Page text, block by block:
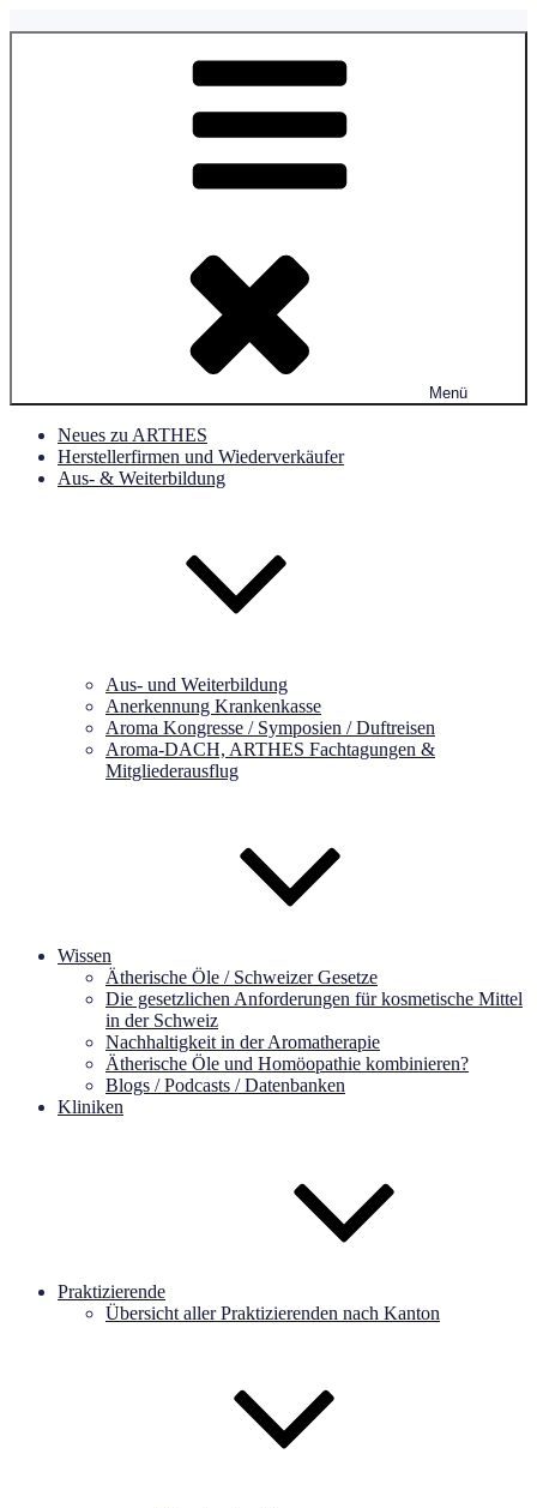
Inhalt
Verein Aromatherapie & Aromapflege Schweiz
Menü
Neues zu ARTHES
Herstellerfirmen und Wiederverkäufer
Aus- & Weiterbildung
Aus- und Weiterbildung
Anerkennung Krankenkasse
Aroma Kongresse / Symposien / Duftreisen
Aroma-DACH, ARTHES Fachtagungen &
Mitgliederausflug
Wissen
Ätherische Öle / Schweizer Gesetze
Die gesetzlichen Anforderungen für kosmetische Mittel
in der Schweiz
Nachhaltigkeit in der Aromatherapie
Ätherische Öle und Homöopathie kombinieren?
Blogs / Podcasts / Datenbanken
Kliniken
Praktizierende
Übersicht aller Praktizierenden nach Kanton